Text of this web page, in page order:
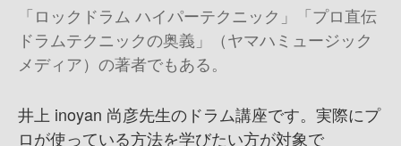
「ロックドラム ハイパーテクニック」「プロ直伝
ドラムテクニックの奥義」（ヤマハミュージック
メディア）の著者でもある。
井上 inoyan 尚彦先生のドラム講座です。実際にプ
ロが使っている方法を学びたい方が対象で